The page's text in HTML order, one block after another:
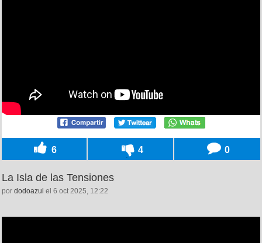
6 4 0
La Isla de las Tensiones
por dodoazul el 6 oct 2025, 12:22